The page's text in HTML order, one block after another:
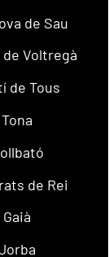
de Sau
Voltregà
de Tous
Tona
de Rei
Gaià